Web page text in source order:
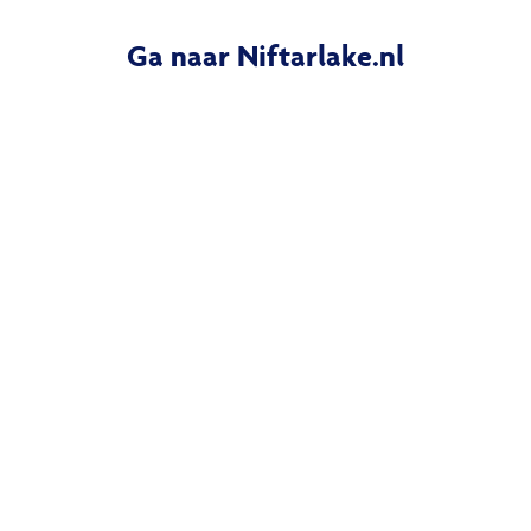
Ga naar Niftarlake.nl